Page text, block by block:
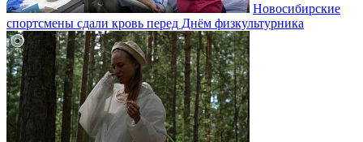
Новосибирские
спортсмены сдали кровь перед Днём физкультурника